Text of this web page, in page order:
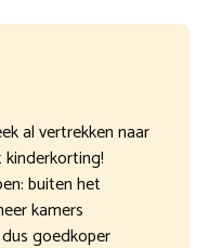
al vertrekken naar
kinderkorting!
buiten het
kamers
goedkoper